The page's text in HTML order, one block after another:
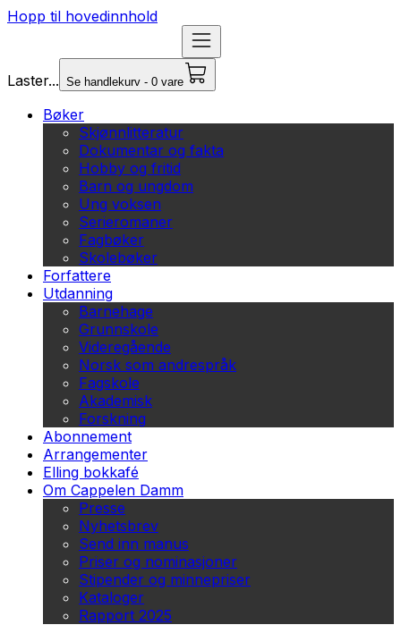
Hopp til hovedinnhold
Laster... Se handlekurv - 0 vare
Bøker
Skjønnlitteratur
Dokumentar og fakta
Hobby og fritid
Barn og ungdom
Ung voksen
Serieromaner
Fagbøker
Skolebøker
Forfattere
Utdanning
Barnehage
Grunnskole
Videregående
Norsk som andrespråk
Fagskole
Akademisk
Forskning
Abonnement
Arrangementer
Elling bokkafé
Om Cappelen Damm
Presse
Nyhetsbrev
Send inn manus
Priser og nominasjoner
Stipender og minnepriser
Kataloger
Rapport 2025